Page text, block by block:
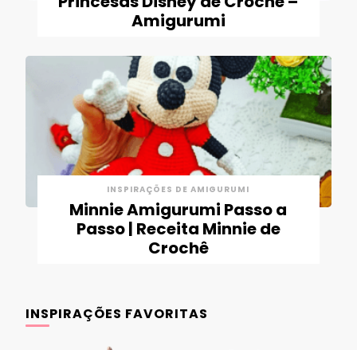
Amigurumi
INSPIRAÇÕES DE AMIGURUMI
Minnie Amigurumi Passo a
Passo | Receita Minnie de
Crochê
INSPIRAÇÕES FAVORITAS